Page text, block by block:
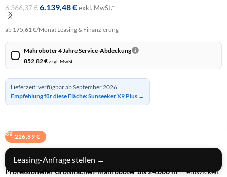
6.366,37€6.139,48€exkl. MwSt.*
ab 175,61 €/Monat Leasing & Finanzierung
Mähroboter 4 Jahre Service-Abdeckung
852,82€zzgl. MwSt.
Lieferzeit: verfügbar ab September 2026
Empfehlung für diese Fläche: Sunseeker X9 Plus →
−226,89 €
Leasing-Anfrage stellen →
Professioneller Großflächen-Mähroboter bis 24.000 m²– entwickelt